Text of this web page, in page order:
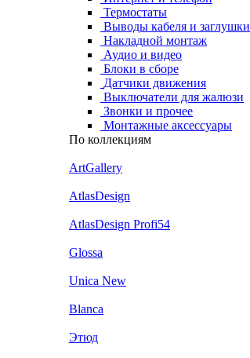
Термостаты
Выводы кабеля и заглушки
Накладной монтаж
Аудио и видео
Блоки в сборе
Датчики движения
Выключатели для жалюзи
Звонки и прочее
Монтажные аксессуары
По коллекциям
ArtGallery
AtlasDesign
AtlasDesign Profi54
Glossa
Unica New
Blanca
Этюд